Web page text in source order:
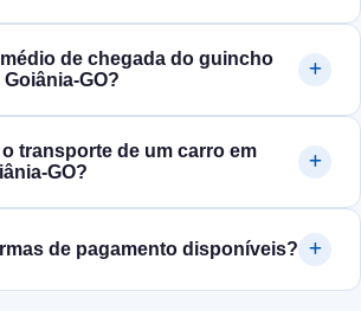
de chegada do guincho
transporte de um carro em
de pagamento disponíveis?